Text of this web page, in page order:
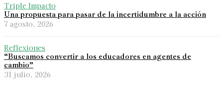
Triple Impacto
Una propuesta para pasar de la incertidumbre a la acción
7 agosto, 2026
Reflexiones
“Buscamos convertir a los educadores en agentes de
cambio”
31 julio, 2026